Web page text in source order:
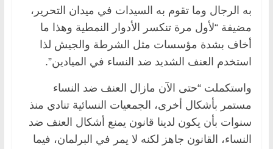
به الرجال وما تقوم به السيدات في ميدان التحرير،
مضيفة “لأول مرة تنكسر الأدوار النمطية وهذا ما
أخاف بشدة مؤسسات مثل الشرطة والجيش لذا
استخدم العنف الشديد ضد النساء في الميادين”.
واستكملت “حتى الآن مازال العنف ضد النساء
مستمر بأشكال أخرى، الجمعيات النسائية تنادي منذ
سنوات بأن يكون لدينا قانون يمنع أشكال العنف ضد
النساء، القانون جاهز لكنه لا يمر في البرلمان، فيما